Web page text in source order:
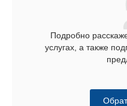
Подробно
услугах, а также